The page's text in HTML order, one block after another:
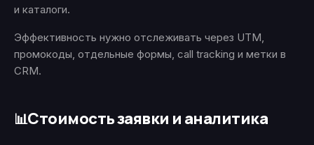
и каталоги.
Эффективность нужно отслеживать через UTM,
промокоды, отдельные формы, call tracking и метки в
CRM.
📊Стоимость заявки и аналитика